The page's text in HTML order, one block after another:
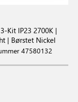
Kit IP23 2700K |
| Børstet Nickel
47580132